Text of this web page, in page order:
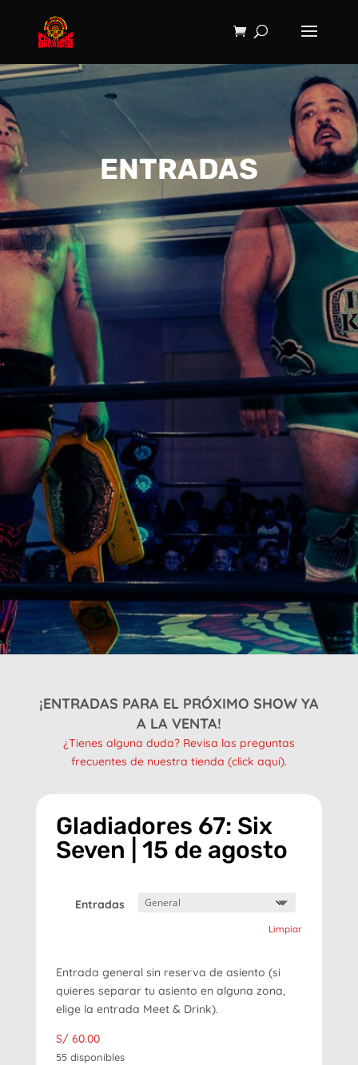
ENTRADAS
¡ENTRADAS PARA EL PRÓXIMO SHOW YA
A LA VENTA!
¿Tienes alguna duda? Revisa las preguntas
frecuentes de nuestra tienda (click aquí).
Gladiadores 67: Six
Seven | 15 de agosto
Entradas
Limpiar
Entrada general sin reserva de asiento (si
quieres separar tu asiento en alguna zona,
elige la entrada Meet & Drink).
S/60.00
55 disponibles